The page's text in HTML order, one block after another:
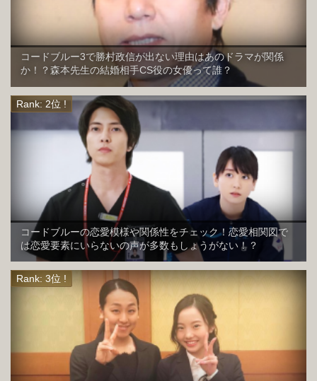
コードブルー3で勝村政信が出ない理由はあのドラマが関係
か！？森本先生の結婚相手CS役の女優って誰？
コードブルーの恋愛模様や関係性をチェック！恋愛相関図で
は恋愛要素にいらないの声が多数もしょうがない！？